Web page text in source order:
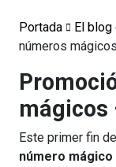
Portada El blog
números
mágicos
Este primer fin
número mágico